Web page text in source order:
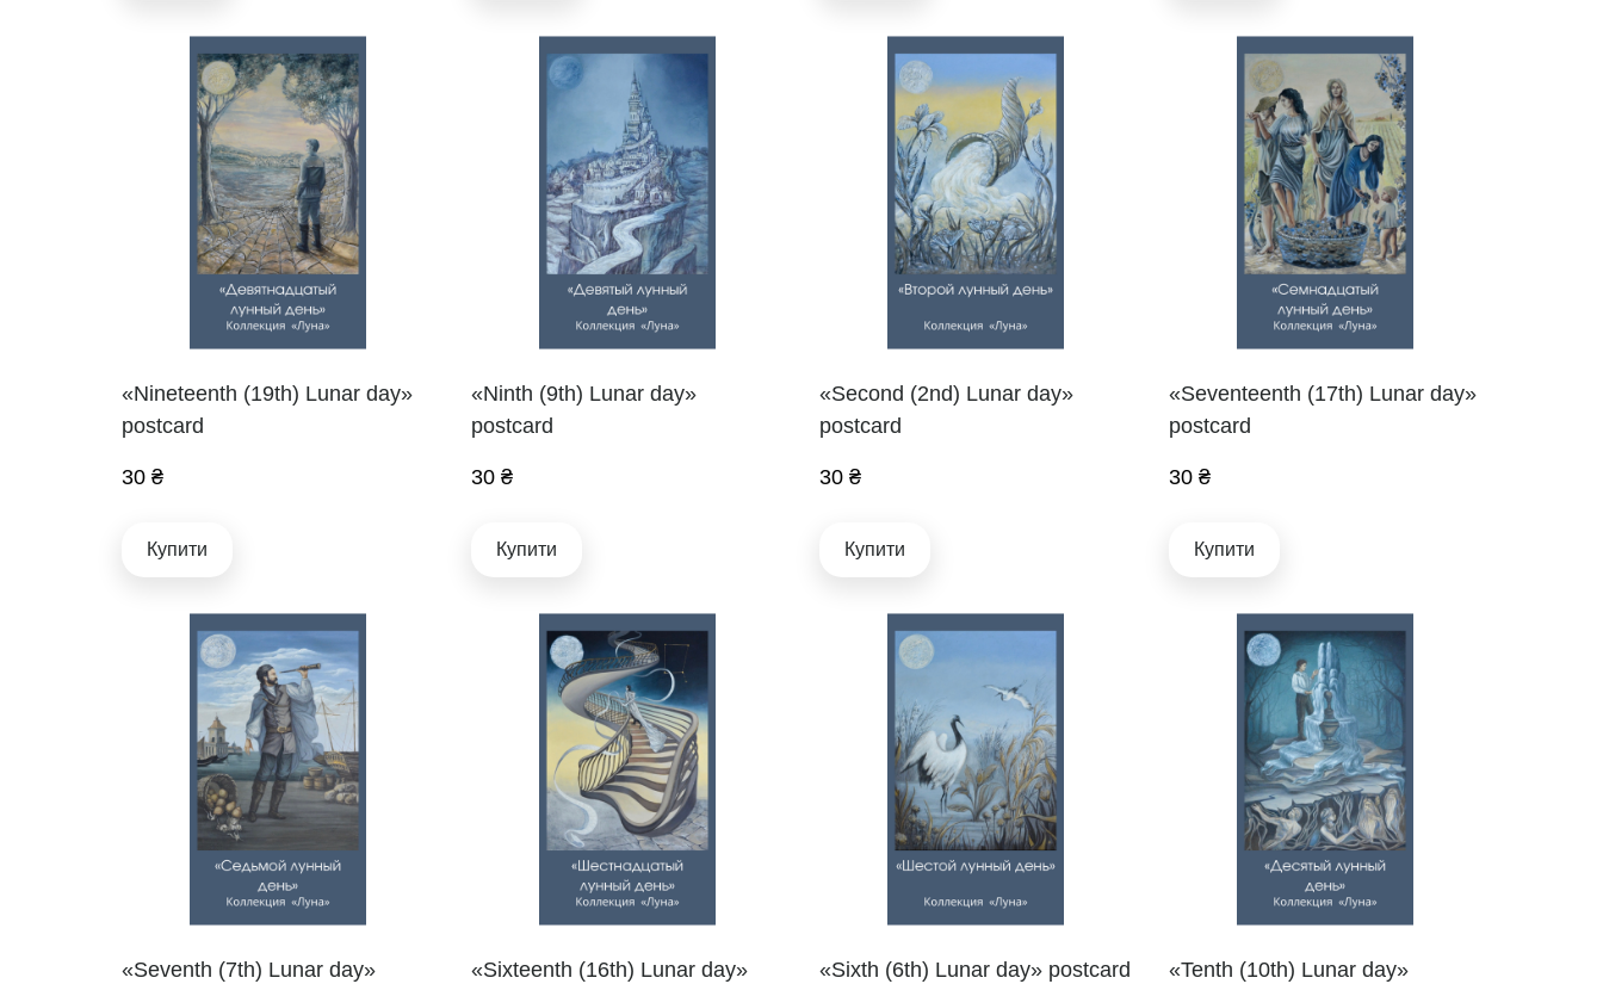
«Nineteenth (19th) Lunar day»
postcard
30 ₴
Купити
«Ninth (9th) Lunar day»
postcard
30 ₴
Купити
«Second (2nd) Lunar day»
postcard
30 ₴
Купити
«Seventeenth (17th) Lunar day»
postcard
30 ₴
Купити
«Seventh (7th) Lunar day»
«Sixteenth (16th) Lunar day»
«Sixth (6th) Lunar day» postcard
«Tenth (10th) Lunar day»